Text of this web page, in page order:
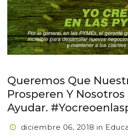
Queremos Que
Prosperen Y
Ayudar.
diciembre 06, 2018 in